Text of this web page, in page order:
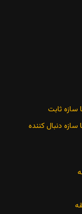
سازه ثابت
دنبال کننده